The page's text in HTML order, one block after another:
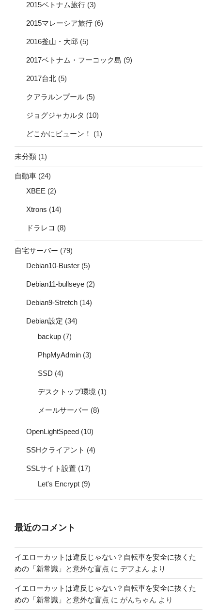
2015ベトナム旅行 (3)
2015マレーシア旅行 (6)
2016釜山・大邱 (5)
2017ベトナム・フーコック島 (9)
2017台北 (5)
クアラルンプール (5)
ジョグジャカルタ (10)
どこかにビューン！ (1)
未分類 (1)
自動車 (24)
XBEE (2)
Xtrons (14)
ドラレコ (8)
自宅サーバー (79)
Debian10-Buster (5)
Debian11-bullseye (2)
Debian9-Stretch (14)
Debian設定 (34)
backup (7)
PhpMyAdmin (3)
SSD (4)
デスクトップ環境 (1)
メールサーバー (8)
OpenLightSpeed (10)
SSHクライアント (4)
SSLサイト設置 (17)
Let's Encrypt (9)
最近のコメント
イエローカットは違反じゃない？自転車を安全に抜くた
めの「新常識」と意外な盲点 に デフよん より
イエローカットは違反じゃない？自転車を安全に抜くた
めの「新常識」と意外な盲点 に がんちゃん より